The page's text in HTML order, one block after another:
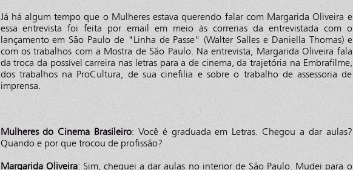
Já há algum tempo que o Mulheres estava querendo falar com Margarida Oliveira e
essa entrevista foi feita por email em meio às correrias da entrevistada com o
lançamento em São Paulo de "Linha de Passe" (Walter Salles e Daniella Thomas) e
com os trabalhos com a Mostra de São Paulo. Na entrevista, Margarida Oliveira fala
da troca da possível carreira nas letras para a de cinema, da trajetória na Embrafilme,
dos trabalhos na ProCultura, de sua cinefilia e sobre o trabalho de assessoria de
imprensa.
Mulheres do Cinema Brasileiro: Você é graduada em Letras. Chegou a dar aulas?
Quando e por que trocou de profissão?
Margarida Oliveira: Sim, cheguei a dar aulas no interior de São Paulo. Mudei para o